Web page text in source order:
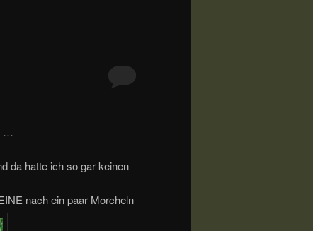
…
da hatte ich so gar keinen
nach ein paar Morcheln